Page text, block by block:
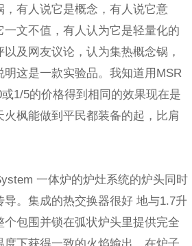
有人说它是概念，有人说它意
文不值，有人认为它是轻量化的
及网友议论，认为集热概念锅，
这是一款实验品。我知道用MSR
1/5的价格得到相同的效果现在是
枫能做到平民都装备的起，比肩
一体炉的炉灶系统的炉头同时
。集成的热交换器很好 地与1.7升
包围并锁在弧状炉头里提供完全
下获得一致的火焰输出，在炉子